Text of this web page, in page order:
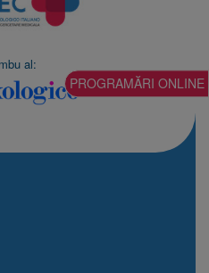
al:
PROGRAMĂRI ONLINE